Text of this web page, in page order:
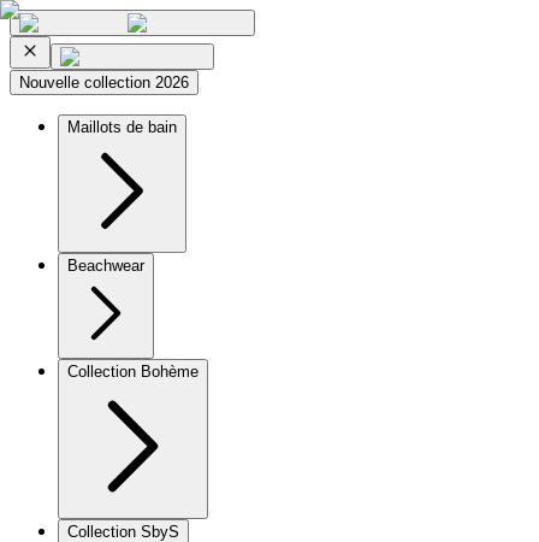
Nouvelle collection 2026
Maillots de bain
Beachwear
Collection Bohème
Collection SbyS